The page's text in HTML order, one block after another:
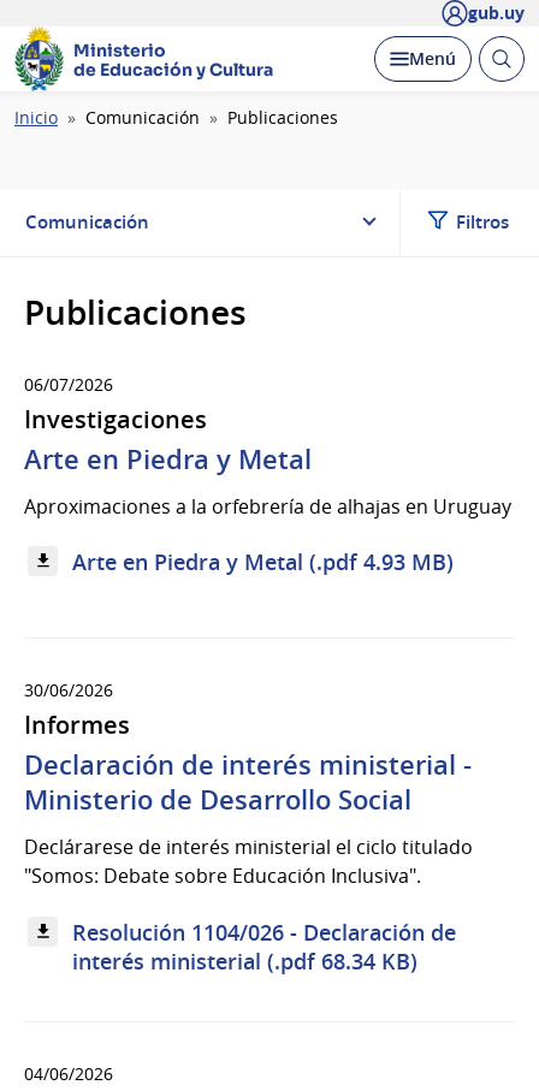
gub.uy
Ministerio
de Educación y Cultura
Desplegar
Menú Abrir
Ruta
Inicio Comunicación Publicaciones
Comunicación Filtros
Publicaciones
06/07/2026
Investigaciones
Arte en Piedra y Metal
Aproximaciones a la orfebrería de alhajas en Uruguay
Arte en Piedra y Metal (.pdf 4.93 MB)
30/06/2026
Informes
Declaración de interés ministerial -
Ministerio de Desarrollo Social
Declárarese de interés ministerial el ciclo titulado
"Somos: Debate sobre Educación Inclusiva".
Resolución 1104/026 - Declaración de
interés ministerial (.pdf 68.34 KB)
04/06/2026